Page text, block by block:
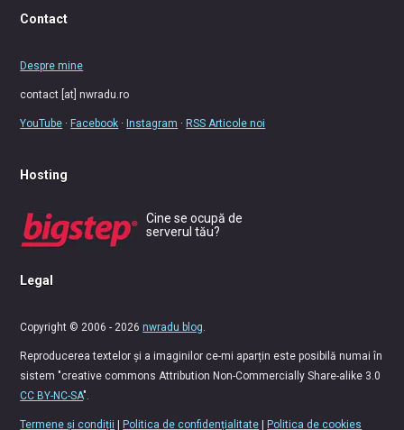
Contact
Despre mine
contact [at] nwradu.ro
YouTube ·Facebook ·Instagram ·RSS Articole noi
Hosting
Cine se ocupă de
serverul tău?
Legal
Copyright © 2006 - 2026nwradu blog
Reproducerea textelor și a imaginilor ce-mi aparțin este posibilă numai în
sistem "creative commons Attribution Non-Commercially Share-alike 3.0
CC BY-NC-SA".
Termene și condiții |Politica de confidențialitate |Politica de cookies